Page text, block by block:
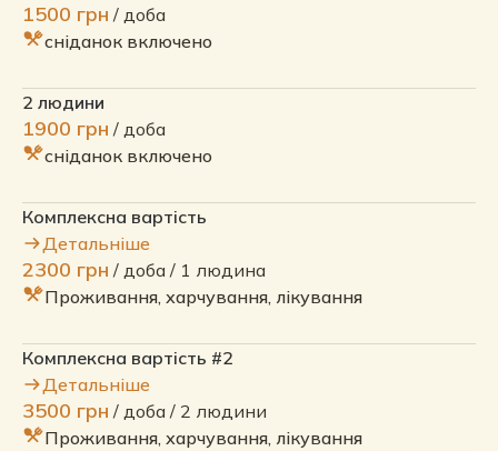
1500 грн / доба
сніданок включено
2 людини
1900 грн / доба
сніданок включено
Комплексна вартість
Детальніше
2300 грн / доба / 1 людина
Проживання, харчування, лікування
Комплексна вартість #2
Детальніше
3500 грн / доба / 2 людини
Проживання, харчування, лікування